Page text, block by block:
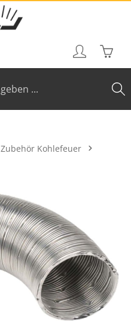
Zubehör Kohlefeuer